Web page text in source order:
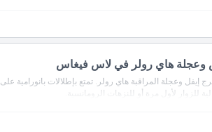
وعجلة هاي رولر في لاس فيغاس
إيفل وعجلة المراقبة هاي رولر. تمتع بإطلالات بانورامية على
للزوار لأول مرة أو للنزهات الرومانسية.